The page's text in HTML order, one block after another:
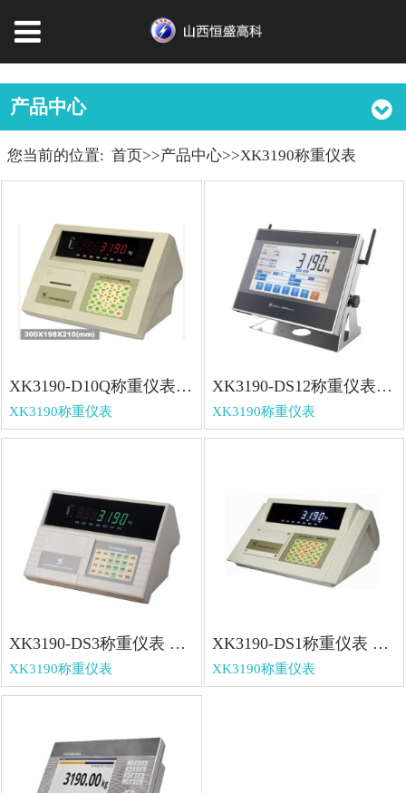
产品中心
您当前的位置:首页>>产品中心>>XK3190称重仪表
XK3190-D10Q称重仪表 XK3190-D10Q称重仪表
XK3190称重仪表
XK3190-DS12称重仪表 XK3190-DS12称重仪表
XK3190称重仪表
XK3190-DS3称重仪表 XK3190-DS3称重仪表
XK3190称重仪表
XK3190-DS1称重仪表 XK3190-DS1称重仪表
XK3190称重仪表